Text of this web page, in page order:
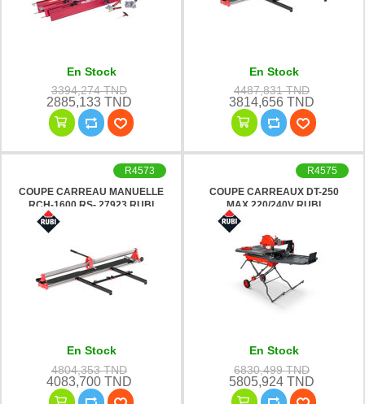
En Stock
3394,274 TND
2885,133 TND
En Stock
4487,831 TND
3814,656 TND
COUPE CARREAU MANUELLE
RCH-1600 RS- 27923 RUBI
R4573
En Stock
4804,353 TND
4083,700 TND
COUPE CARREAUX DT-250
MAX 220/240V RUBI
R4575
En Stock
6830,499 TND
5805,924 TND